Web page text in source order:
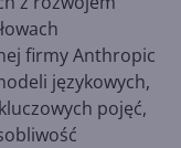
firmy Anthropic
językowych,
pojęć,